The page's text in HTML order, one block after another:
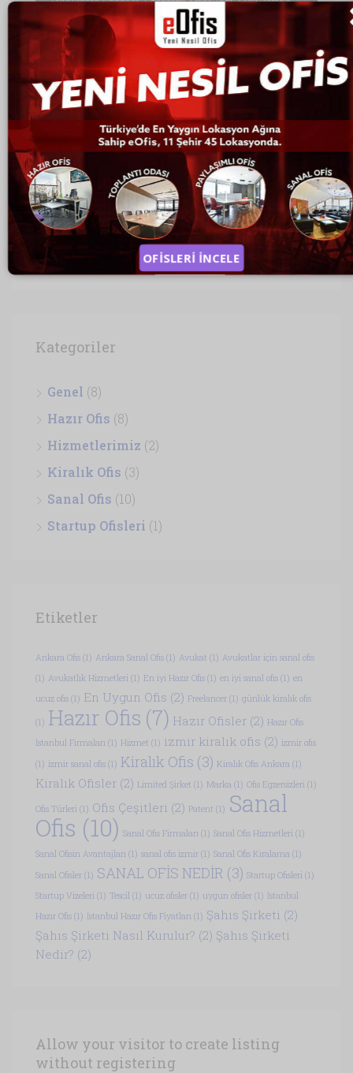
Son Yazılar
İZMİR SANAL OFİSLER
LİMİTED ŞİRKETİN ÖZELLİKLERİ
SANAL OFİS NEDİR?
ANKARA SANAL OFİS
EN UYGUN KİRALIK OFİSLER
Kategoriler
Genel (8)
Hazır Ofis (8)
Hizmetlerimiz (2)
Kiralık Ofis (3)
Sanal Ofis (10)
Startup Ofisleri (1)
Etiketler
Ankara Ofis (1) Ankara Sanal Ofis (1) Avukat (1) Avukatlar için sanal ofis
(1) Avukatlık Hizmetleri (1) En iyi Hazır Ofis (1) en iyi sanal ofis (1) en
ucuz ofis (1) En Uygun Ofis (2) Freelancer (1) günlük kiralık ofis
(1) Hazır Ofis (7) Hazır Ofisler (2) Hazır Ofis
İstanbul Firmaları (1) Hizmet (1) izmir kiralık ofis (2) izmir ofis
(1) izmir sanal ofis (1) Kiralık Ofis (3) Kiralık Ofis Ankara (1)
Kiralık Ofisler (2) Limited Şirket (1) Marka (1) Ofis Egzersizleri (1)
Ofis Türleri (1) Ofis Çeşitleri (2) Patent (1) Sanal
Ofis (10) Sanal Ofis Firmaları (1) Sanal Ofis Hizmetleri (1)
Sanal Ofisin Avantajları (1) sanal ofis izmir (1) Sanal Ofis Kiralama (1)
Sanal Ofisler (1) SANAL OFİS NEDİR (3) Startup Ofisleri (1)
Startup Vizeleri (1) Tescil (1) ucuz ofisler (1) uygun ofisler (1) İstanbul
Hazır Ofis (1) İstanbul Hazır Ofis Fiyatları (1) Şahıs Şirketi (2)
Şahıs Şirketi Nasıl Kurulur? (2) Şahıs Şirketi
Nedir? (2)
Allow your visitor to create listing
without registering
OFİSLERİ İNCELE